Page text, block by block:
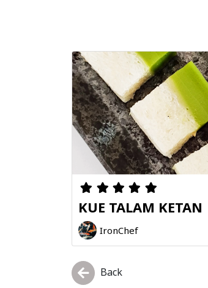
KUE TALAM KETAN
IronChef
Back